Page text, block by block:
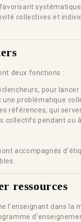
collectives et
deux fonctions :
pour
une problématique
références, qui
collectifs pendant ou à
accompagnés
ressources
l’enseignant dans la